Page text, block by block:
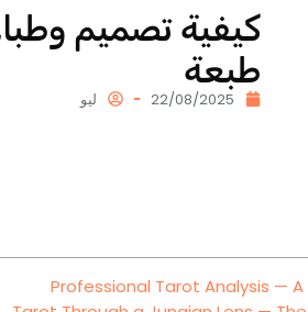
طبعة
22/08/2025 ليو